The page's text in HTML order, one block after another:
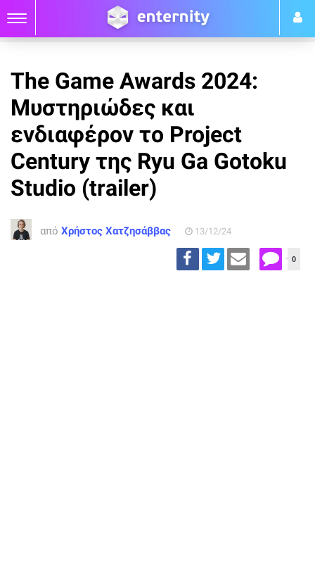
The Game Awards 2024:
Μυστηριώδες και
ενδιαφέρον το Project
Century της Ryu Ga Gotoku
Studio (trailer)
από Χρήστος Χατζησάββας 13/12/24
0